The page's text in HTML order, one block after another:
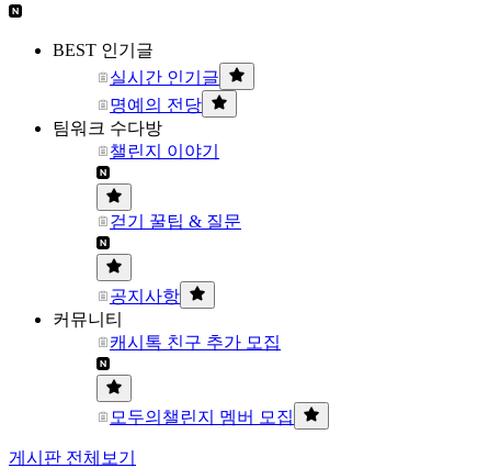
BEST 인기글
실시간 인기글
명예의 전당
팀워크 수다방
챌린지 이야기
걷기 꿀팁 & 질문
공지사항
커뮤니티
캐시톡 친구 추가 모집
모두의챌린지 멤버 모집
게시판 전체보기